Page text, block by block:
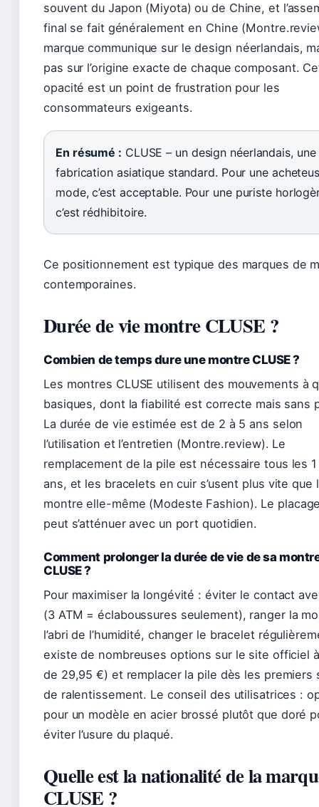
souvent du Japon (Miyota) ou de Chine, et
final se fait généralement en Chine
marque communique sur le design néerlandais,
pas sur l’origine exacte de chaque composant.
opacité est un point de frustration pour les
consommateurs exigeants.
En résumé : CLUSE – un design néerlandais, une
fabrication asiatique standard. Pour une
mode, c’est acceptable. Pour une puriste
c’est rédhibitoire.
Ce positionnement est typique des marques de
contemporaines.
Durée de vie montre CLUSE ?
Combien de temps dure une montre CLUSE ?
Les montres CLUSE utilisent des mouvements à
basiques, dont la fiabilité est correcte mais sans
La durée de vie estimée est de 2 à 5 ans selon
l’utilisation et l’entretien (Montre.review). Le
remplacement de la pile est nécessaire tous les
ans, et les bracelets en cuir s’usent plus vite que
montre elle-même (Modeste Fashion). Le
peut s’atténuer avec un port quotidien.
Comment prolonger la durée de vie de sa
CLUSE ?
Pour maximiser la longévité : éviter le contact
(3 ATM = éclaboussures seulement), ranger la
l’abri de l’humidité, changer le bracelet
existe de nombreuses options sur le site officiel
de 29,95 €) et remplacer la pile dès les premiers
de ralentissement. Le conseil des utilisatrices :
pour un modèle en acier brossé plutôt que doré
éviter l’usure du plaqué.
Quelle est la nationalité de la
CLUSE ?